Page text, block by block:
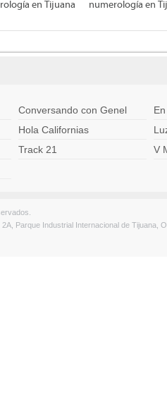
en Tijuana
numerología en
Conversando con Genel
Hola Californias
Track 21
V
Parque Industrial Internacional de Tijuana,